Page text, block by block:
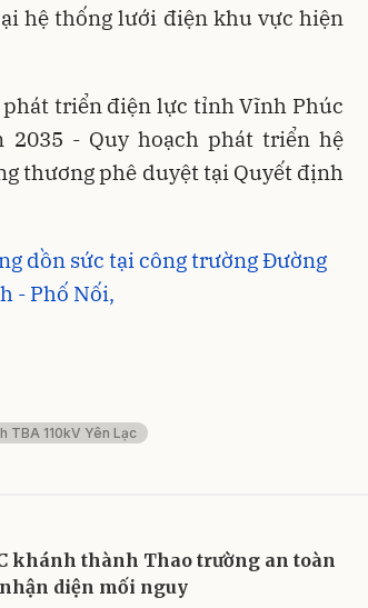
hệ thống lưới điện khu vực hiện
triển điện lực tỉnh Vĩnh Phúc
2035 - Quy hoạch phát triển hệ
thương phê duyệt tại Quyết định
dồn sức tại công trường Đường
- Phố Nối,
TBA 110kV Yên Lạc
khánh thành Thao trường an toàn
diện mối nguy